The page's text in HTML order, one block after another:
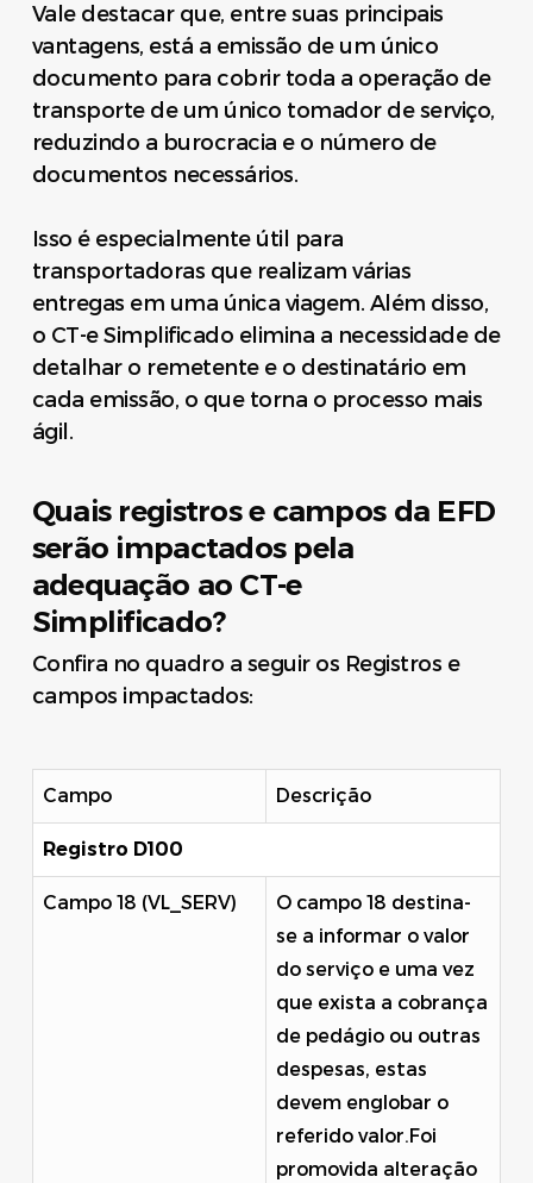
Vale destacar que, entre suas principais
vantagens, está a emissão de um único
documento para cobrir toda a operação de
transporte de um único tomador de serviço,
reduzindo a burocracia e o número de
documentos necessários.
Isso é especialmente útil para
transportadoras que realizam várias
entregas em uma única viagem. Além disso,
o CT-e Simplificado elimina a necessidade de
detalhar o remetente e o destinatário em
cada emissão, o que torna o processo mais
ágil.
Quais registros e campos da EFD
serão impactados pela
adequação ao CT-e
Simplificado?
Confira no quadro a seguir os Registros e
campos impactados:
Campo Descrição
Registro D100
Campo 18 (VL_SERV)
O campo 18 destina-
se a informar o valor
do serviço e uma vez
que exista a cobrança
de pedágio ou outras
despesas, estas
devem englobar o
referido valor.Foi
promovida alteração